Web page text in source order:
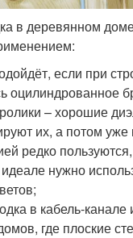
в деревянном
если при
оцилиндрованное
– хорошие
их, а потом уже
редко
нужно
в кабель-канале
где плоские